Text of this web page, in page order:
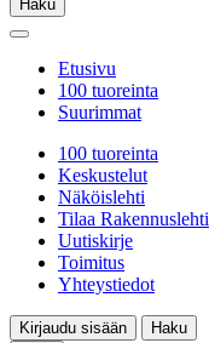
Haku
Etusivu
100 tuoreinta
Suurimmat
100 tuoreinta
Keskustelut
Näköislehti
Tilaa Rakennuslehti
Uutiskirje
Toimitus
Yhteystiedot
Kirjaudu sisään
Haku